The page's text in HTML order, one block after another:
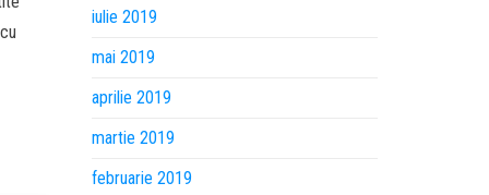
iulie 2019
mai 2019
aprilie 2019
martie 2019
februarie 2019